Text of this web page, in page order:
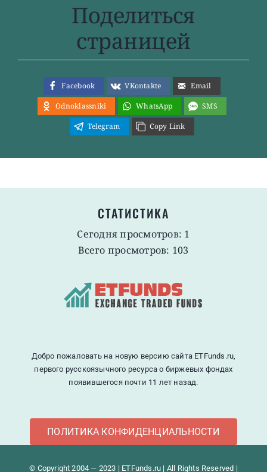
Поделиться
страницей
Facebook VKontakte
Email
Odnoklassniki
WhatsApp
SMS
Telegram
Copy Link
СТАТИСТИКА
Сегодня просмотров: 1
Всего просмотров: 103
Добро пожаловать на новую версию сайта ETFunds.ru,
первого русскоязычного ресурса о биржевых фондах
появившегося почти 11 лет назад.
ПОЛИТИКА КОНФИДЕНЦИАЛЬНОСТИ
© Copyright 2004 — 2023 | ETFunds.ru | All Rights Reserved |